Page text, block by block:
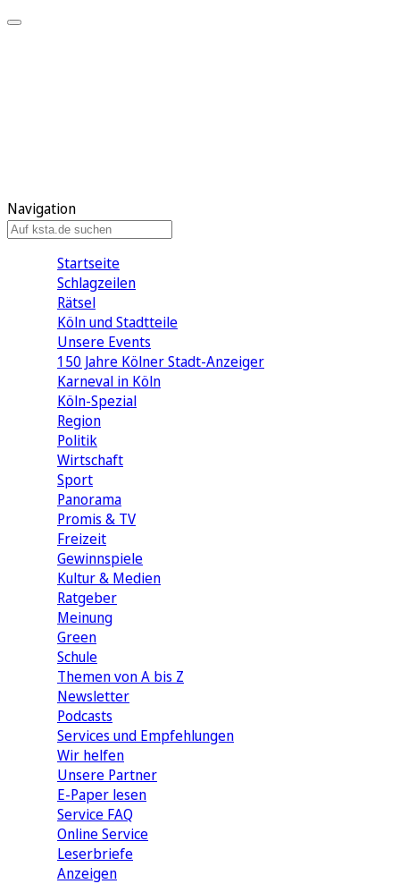
Navigation
Startseite
Schlagzeilen
Rätsel
Köln und Stadtteile
Unsere Events
150 Jahre Kölner Stadt-Anzeiger
Karneval in Köln
Köln-Spezial
Region
Politik
Wirtschaft
Sport
Panorama
Promis & TV
Freizeit
Gewinnspiele
Kultur & Medien
Ratgeber
Meinung
Green
Schule
Themen von A bis Z
Newsletter
Podcasts
Services und Empfehlungen
Wir helfen
Unsere Partner
E-Paper lesen
Service FAQ
Online Service
Leserbriefe
Anzeigen